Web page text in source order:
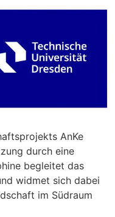
AnKe
durch eine
begleitet das
widmet sich dabei
im Südraum